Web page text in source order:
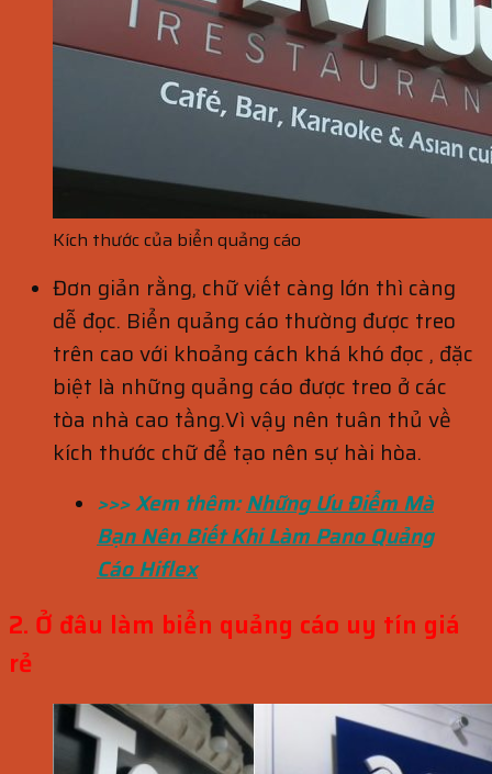
Kích thước của biển quảng cáo
Đơn giản rằng, chữ viết càng lớn thì càng
dễ đọc. Biển quảng cáo thường được treo
trên cao với khoảng cách khá khó đọc , đặc
biệt là những quảng cáo được treo ở các
tòa nhà cao tầng.Vì vậy nên tuân thủ về
kích thước chữ để tạo nên sự hài hòa.
>>> Xem thêm:Những Ưu Điểm Mà
Bạn Nên Biết Khi Làm Pano Quảng
Cáo Hiflex
2. Ở đâu làm biển quảng cáo uy tín giá
rẻ